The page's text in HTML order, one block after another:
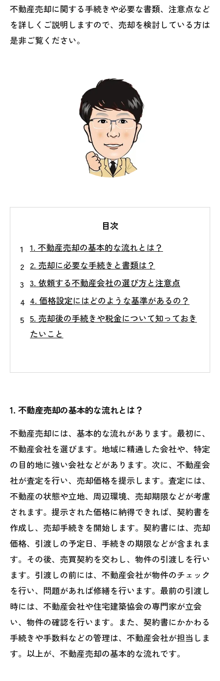
不動産売却に関する手続きや必要な書類、注意点など
を詳しくご説明しますので、売却を検討している方は
是非ご覧ください。
目次
1. 不動産売却の基本的な流れとは？
2. 売却に必要な手続きと書類は？
3. 依頼する不動産会社の選び方と注意点
4. 価格設定にはどのような基準があるの？
5. 売却後の手続きや税金について知っておき
たいこと
1. 不動産売却の基本的な流れとは？
不動産売却には、基本的な流れがあります。最初に、
不動産会社を選びます。地域に精通した会社や、特定
の目的地に強い会社などがあります。次に、不動産会
社が査定を行い、売却価格を提示します。査定には、
不動産の状態や立地、周辺環境、売却期限などが考慮
されます。提示された価格に納得できれば、契約書を
作成し、売却手続きを開始します。契約書には、売却
価格、引渡しの予定日、手続きの期限などが含まれま
す。その後、売買契約を交わし、物件の引渡しを行い
ます。引渡しの前には、不動産会社が物件のチェック
を行い、問題があれば修繕を行います。最前の引渡し
時には、不動産会社や住宅建築協会の専門家が立会
い、物件の確認を行います。また、契約書にかかわる
手続きや手数料などの管理は、不動産会社が担当しま
す。以上が、不動産売却の基本的な流れです。